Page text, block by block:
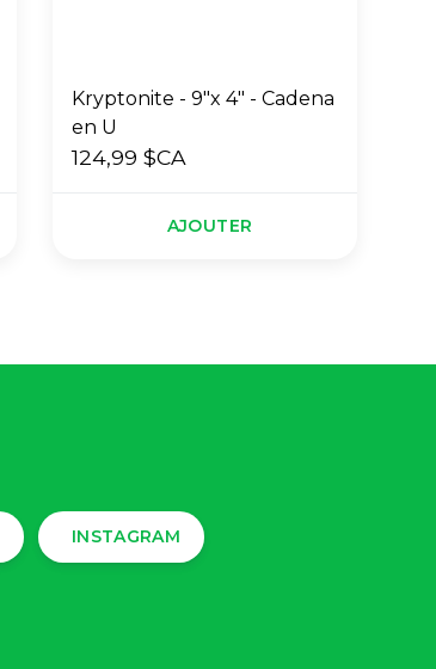
Kryptonite - 9"x 4" - Cadena
en U
124,99 $CA
AJOUTER
INSTAGRAM